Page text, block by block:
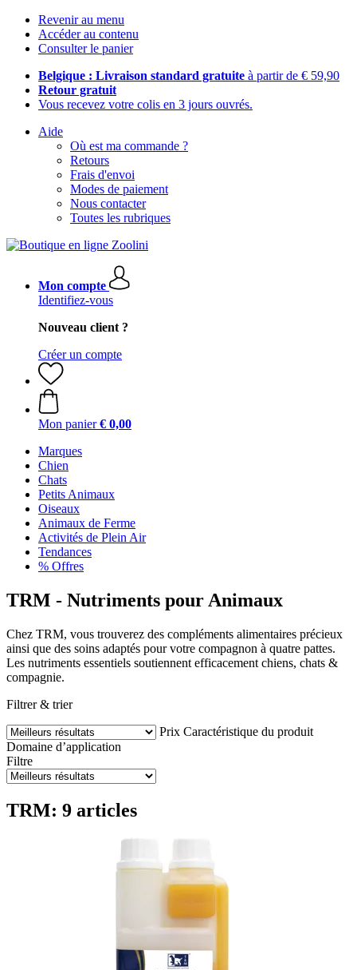
Revenir au menu
Accéder au contenu
Consulter le panier
Belgique : Livraison standard gratuite à partir de € 59,90
Retour gratuit
Vous recevez votre colis en 3 jours ouvrés.
Aide
Où est ma commande ?
Retours
Frais d'envoi
Modes de paiement
Nous contacter
Toutes les rubriques
Mon compte
Identifiez-vous
Nouveau client ?
Créer un compte
Mon panier € 0,00
Marques
Chien
Chats
Petits Animaux
Oiseaux
Animaux de Ferme
Activités de Plein Air
Tendances
% Offres
TRM - Nutriments pour Animaux
Chez TRM, vous trouverez des compléments alimentaires précieux
ainsi que des soins adaptés pour votre compagnon à quatre pattes.
Les nutriments essentiels soutiennent efficacement chiens, chats &
compagnie.
Filtrer & trier
Prix Caractéristique du produit
Domaine d’application
Filtre
TRM: 9 articles